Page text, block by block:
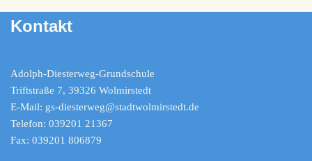
Kontakt
Adolph-Diesterweg-Grundschule
Triftstraße 7, 39326 Wolmirstedt
E-Mail: gs-diesterweg@stadtwolmirstedt.de
Telefon: 039201 21367
Fax: 039201 806879